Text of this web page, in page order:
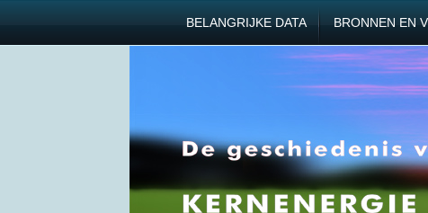
BELANGRIJKE DATA BRONNEN EN